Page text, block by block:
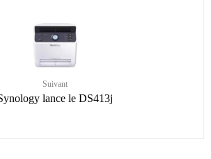
Suivant
lance le DS413j